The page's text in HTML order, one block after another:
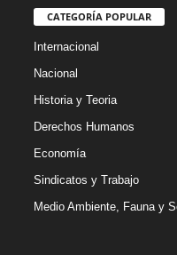
CATEGORÍA POPULAR
Internacional
Nacional
Historia y Teoria
Derechos Humanos
Economía
Sindicatos y Trabajo
Medio Ambiente, Fauna y